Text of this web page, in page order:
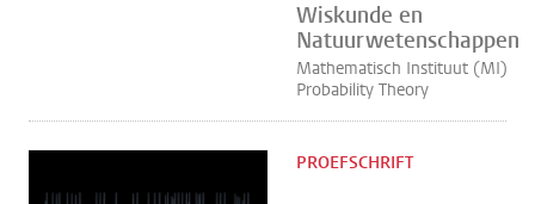
Wiskunde en
Natuurwetenschappen
Mathematisch Instituut (MI)
Probability Theory
PROEFSCHRIFT